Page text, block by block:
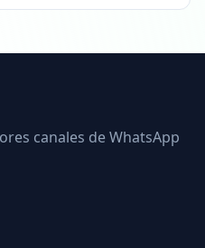
canales de WhatsApp